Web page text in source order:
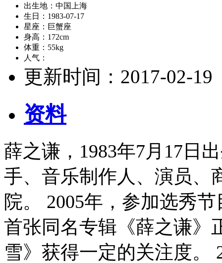
出生地： 中国上海
生日： 1983-07-17
星座： 巨蟹座
身高： 172cm
体重： 55kg
人气：
更新时间： 2017-02-19
资料
薛之谦，1983年7月17日
手、音乐制作人、演员、
院。 2005年，参加选秀
首张同名专辑《薛之谦》
雪》获得一定的关注度。